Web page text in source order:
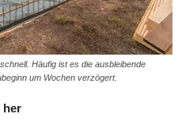
Häufig ist es die ausbleibende
um Wochen verzögert.
her